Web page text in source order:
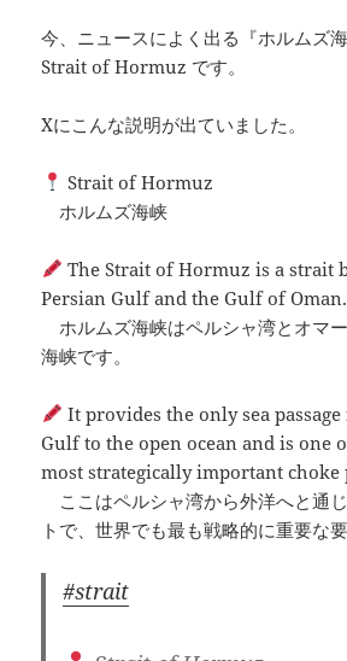
今、ニュースによく出る『ホルムズ
Strait of Hormuz です。
Xにこんな説明が出ていました。
Strait of Hormuz
ホルムズ海峡
The Strait of Hormuz is a strait
Persian Gulf and the Gulf of Oman.
ホルムズ海峡はペルシャ湾とオマ
海峡です。
It provides the only sea
Gulf to the open ocean and is one
most strategically important choke
ここはペルシャ湾から外洋へと通
トで、世界でも最も戦略的に重要な
#strait